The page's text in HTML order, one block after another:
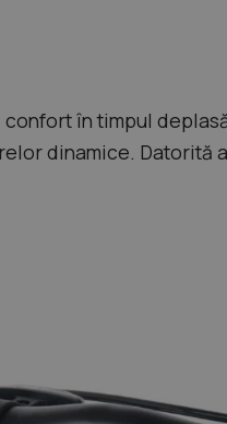
în timpul
dinamice. Datorită